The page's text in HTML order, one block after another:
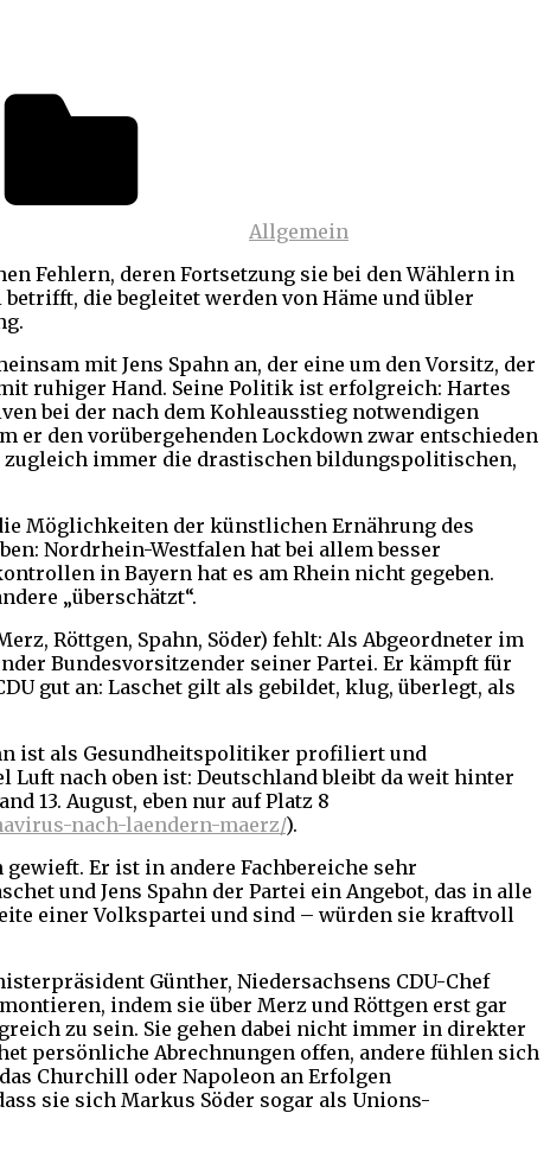
Allgemein
Fehlern, deren Fortsetzung sie bei den Wählern in
die begleitet werden von Häme und übler
mit Jens Spahn an, der eine um den Vorsitz, der
ruhiger Hand. Seine Politik ist erfolgreich: Hartes
bei der nach dem Kohleausstieg notwendigen
er den vorübergehenden Lockdown zwar entschieden
zugleich immer die drastischen bildungspolitischen,
Möglichkeiten der künstlichen Ernährung des
Nordrhein-Westfalen hat bei allem besser
in Bayern hat es am Rhein nicht gegeben.
„überschätzt“.
Röttgen, Spahn, Söder) fehlt: Als Abgeordneter im
Bundesvorsitzender seiner Partei. Er kämpft für
gut an: Laschet gilt als gebildet, klug, überlegt, als
ist als Gesundheitspolitiker profiliert und
Luft nach oben ist: Deutschland bleibt da weit hinter
13. August, eben nur auf Platz 8
nach-laendern-maerz/).
Er ist in andere Fachbereiche sehr
und Jens Spahn der Partei ein Angebot, das in alle
einer Volkspartei und sind – würden sie kraftvoll
Günther, Niedersachsens CDU-Chef
indem sie über Merz und Röttgen erst gar
zu sein. Sie gehen dabei nicht immer in direkter
persönliche Abrechnungen offen, andere fühlen sich
Churchill oder Napoleon an Erfolgen
sie sich Markus Söder sogar als Unions-